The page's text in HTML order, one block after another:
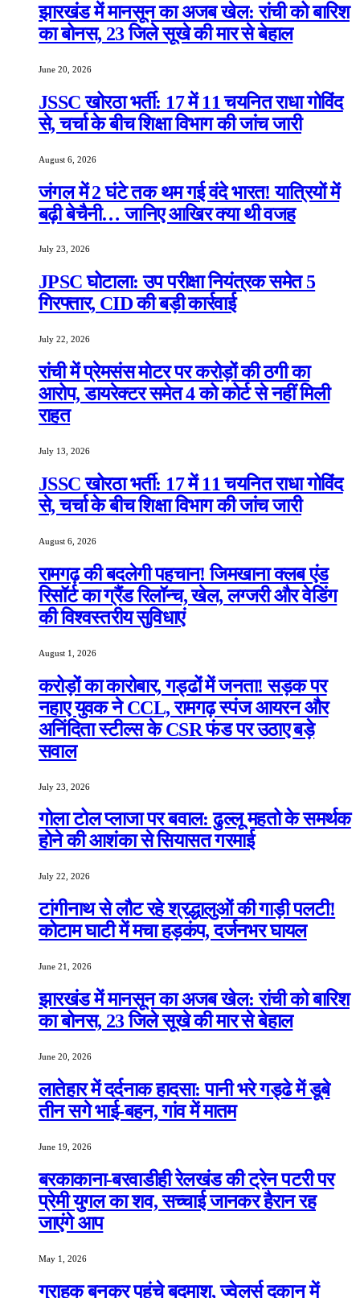
झारखंड में मानसून का अजब खेल: रांची को बारिश
का बोनस, 23 जिले सूखे की मार से बेहाल
June 20, 2026
JSSC खोरठा भर्ती: 17 में 11 चयनित राधा गोविंद
से, चर्चा के बीच शिक्षा विभाग की जांच जारी
August 6, 2026
जंगल में 2 घंटे तक थम गई वंदे भारत! यात्रियों में
बढ़ी बेचैनी… जानिए आखिर क्या थी वजह
July 23, 2026
JPSC घोटाला: उप परीक्षा नियंत्रक समेत 5
गिरफ्तार, CID की बड़ी कार्रवाई
July 22, 2026
रांची में प्रेमसंस मोटर पर करोड़ों की ठगी का
आरोप, डायरेक्टर समेत 4 को कोर्ट से नहीं मिली
राहत
July 13, 2026
JSSC खोरठा भर्ती: 17 में 11 चयनित राधा गोविंद
से, चर्चा के बीच शिक्षा विभाग की जांच जारी
August 6, 2026
रामगढ़ की बदलेगी पहचान! जिमखाना क्लब एंड
रिसॉर्ट का ग्रैंड रिलॉन्च, खेल, लग्जरी और वेडिंग
की विश्वस्तरीय सुविधाएं
August 1, 2026
करोड़ों का कारोबार, गड्ढों में जनता! सड़क पर
नहाए युवक ने CCL, रामगढ़ स्पंज आयरन और
अनिंदिता स्टील्स के CSR फंड पर उठाए बड़े
सवाल
July 23, 2026
गोला टोल प्लाजा पर बवाल: ढुल्लू महतो के समर्थक
होने की आशंका से सियासत गरमाई
July 22, 2026
टांगीनाथ से लौट रहे श्रद्धालुओं की गाड़ी पलटी!
कोटाम घाटी में मचा हड़कंप, दर्जनभर घायल
June 21, 2026
झारखंड में मानसून का अजब खेल: रांची को बारिश
का बोनस, 23 जिले सूखे की मार से बेहाल
June 20, 2026
लातेहार में दर्दनाक हादसा: पानी भरे गड्ढे में डूबे
तीन सगे भाई-बहन, गांव में मातम
June 19, 2026
बरकाकाना-बरवाडीही रेलखंड की ट्रेन पटरी पर
प्रेमी युगल का शव, सच्चाई जानकर हैरान रह
जाएंगे आप
May 1, 2026
ग्राहक बनकर पहुंचे बदमाश, ज्वेलर्स दुकान में